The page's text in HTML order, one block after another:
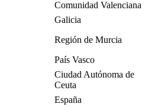
Comunidad Valenciana
Galicia
Región de Murcia
País Vasco
Ciudad Autónoma de
Ceuta
España